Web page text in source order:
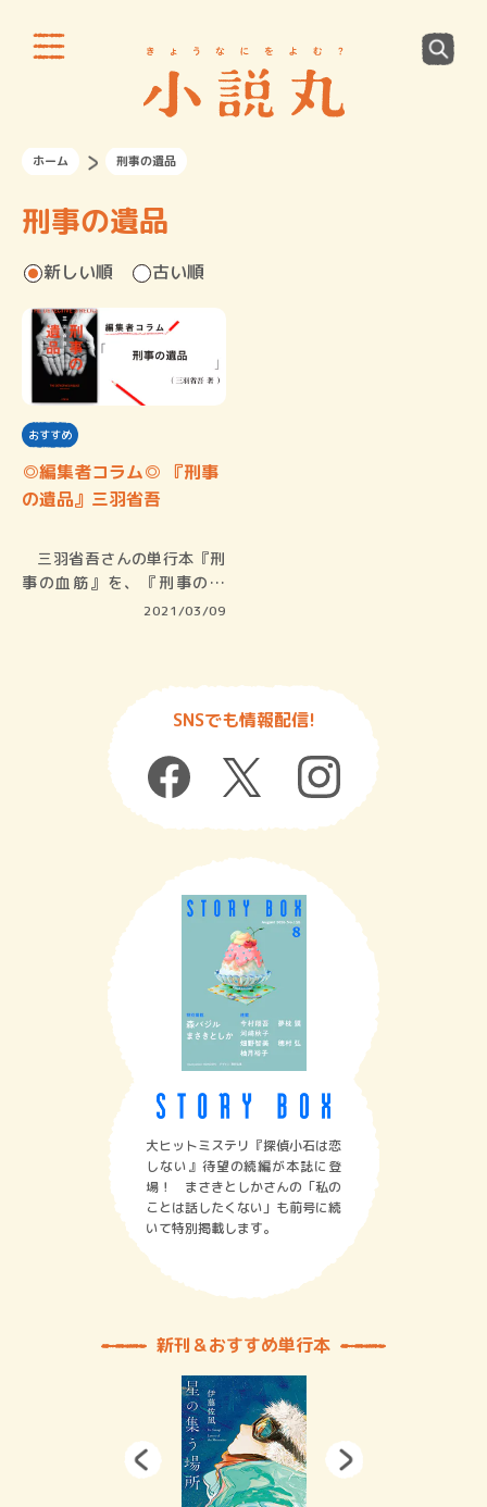
ホーム 刑事の遺品
刑事の遺品
新しい順 古い順
おすすめ
◎編集者コラム◎ 『刑事
の遺品』三羽省吾
三羽省吾さんの単行本『刑
事の血筋』を、『刑事の遺
2021/03/09
SNSでも情報配信!
大ヒットミステリ『探偵小石は恋
しない』待望の続編が本誌に登
場！ まさきとしかさんの「私の
ことは話したくない」も前号に続
いて特別掲載します。
新刊＆おすすめ単行本